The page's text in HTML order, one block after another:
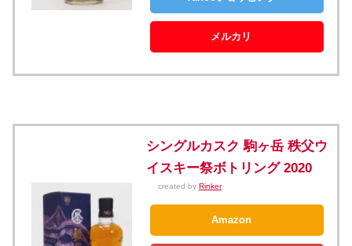
メルカリ
シングルカスク 駒ヶ岳 秩父ウ
イスキー祭ボトリング 2020
created by Rinker
Amazon